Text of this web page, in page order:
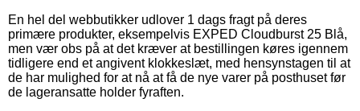
En hel del webbutikker udlover 1 dags fragt på deres
primære produkter, eksempelvis EXPED Cloudburst 25 Blå,
men vær obs på at det kræver at bestillingen køres igennem
tidligere end et angivent klokkeslæt, med hensynstagen til at
de har mulighed for at nå at få de nye varer på posthuset før
de lageransatte holder fyraften.